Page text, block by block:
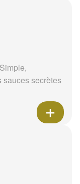
secrètes